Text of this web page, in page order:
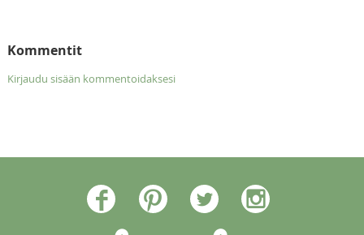
Kommentit
Kirjaudu sisään kommentoidaksesi